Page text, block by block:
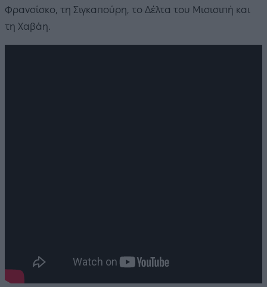
Φρανσίσκο, τη Σιγκαπούρη, το Δέλτα του Μισισιπή και
τη Χαβάη.